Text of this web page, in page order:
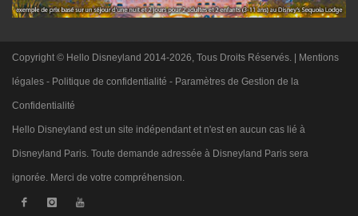
Copyright © Hello Disneyland 2014-2026, Tous Droits Réservés. | Mentions
légales - Politique de confidentialité - Paramètres de Gestion de la
Confidentialité
Hello Disneyland est un site indépendant et n'est en aucun cas lié à
Disneyland Paris. Toute demande adressée à Disneyland Paris sera
ignorée. Merci de votre compréhension.